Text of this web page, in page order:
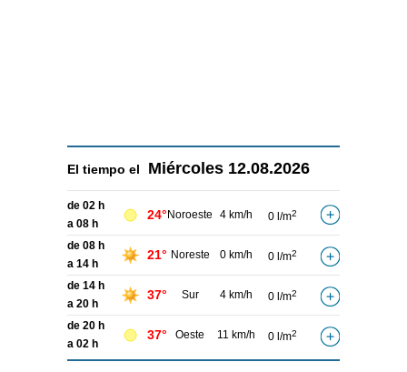
El tiempo el Miércoles 12.08.2026
de 02 h
a 08 h
24° Noroeste 4 km/h 0 l/m2
de 08 h
a 14 h
21° Noreste 0 km/h 0 l/m2
de 14 h
a 20 h
37° Sur 4 km/h 0 l/m2
de 20 h
a 02 h
37° Oeste 11 km/h 0 l/m2